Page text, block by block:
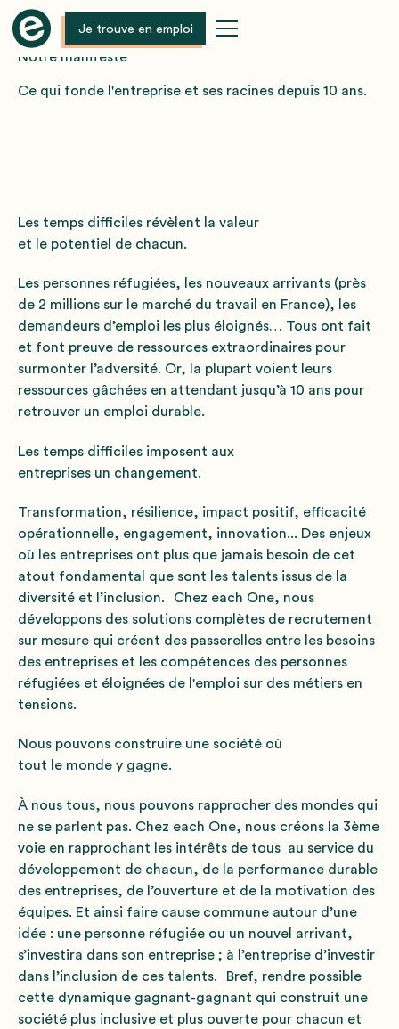
Je trouve en emploi
Notre manifeste
Ce qui fonde l'entreprise et ses racines depuis 10 ans.
Les temps difficiles révèlent la valeur
et le potentiel de chacun.
Les personnes réfugiées, les nouveaux arrivants (près
de 2 millions sur le marché du travail en France), les
demandeurs d’emploi les plus éloignés… Tous ont fait
et font preuve de ressources extraordinaires pour
surmonter l’adversité. Or, la plupart voient leurs
ressources gâchées en attendant jusqu’à 10 ans pour
retrouver un emploi durable.
Les temps difficiles imposent aux
entreprises un changement.
Transformation, résilience, impact positif, efficacité
opérationnelle, engagement, innovation... Des enjeux
où les entreprises ont plus que jamais besoin de cet
atout fondamental que sont les talents issus de la
diversité et l’inclusion. Chez each One, nous
développons des solutions complètes de recrutement
sur mesure qui créent des passerelles entre les besoins
des entreprises et les compétences des personnes
réfugiées et éloignées de l'emploi sur des métiers en
tensions.
Nous pouvons construire une société où
tout le monde y gagne.
À nous tous, nous pouvons rapprocher des mondes qui
ne se parlent pas. Chez each One, nous créons la 3ème
voie en rapprochant les intérêts de tous au service du
développement de chacun, de la performance durable
des entreprises, de l’ouverture et de la motivation des
équipes. Et ainsi faire cause commune autour d’une
idée : une personne réfugiée ou un nouvel arrivant,
s’investira dans son entreprise ; à l’entreprise d’investir
dans l’inclusion de ces talents. Bref, rendre possible
cette dynamique gagnant-gagnant qui construit une
société plus inclusive et plus ouverte pour chacun et